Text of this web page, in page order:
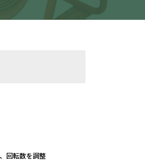
回転数を調整